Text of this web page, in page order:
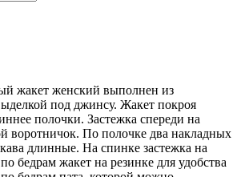
жакет женский выполнен из
под джинсу. Жакет покроя
полочки. Застежка спереди на
воротничок. По полочке два накладных
длинные. На спинке застежка на
бедрам жакет на резинке для удобства